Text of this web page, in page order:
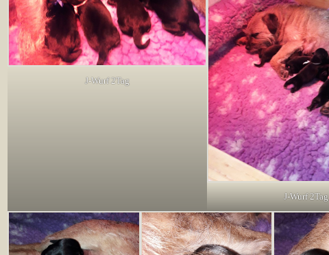
J-Wurf 2Tag
J-Wurf 2Tag